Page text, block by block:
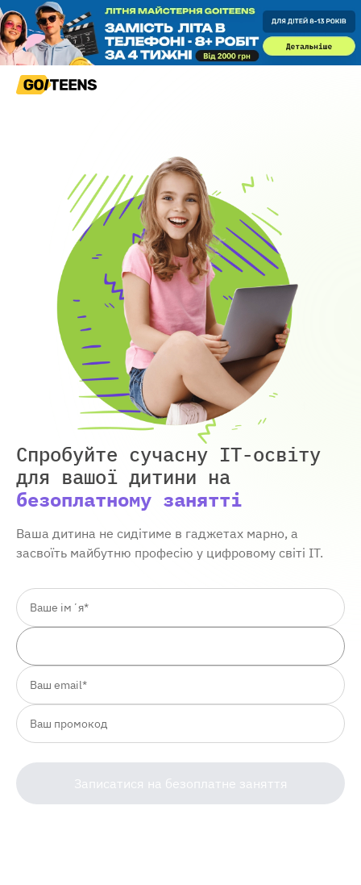
Спробуйте сучасну IT-освіту
для вашої дитини на
безоплатному занятті
Ваша дитина не сидітиме в гаджетах марно, а
засвоїть майбутню професію у цифровому світі ІТ.
Записатися на безоплатне заняття